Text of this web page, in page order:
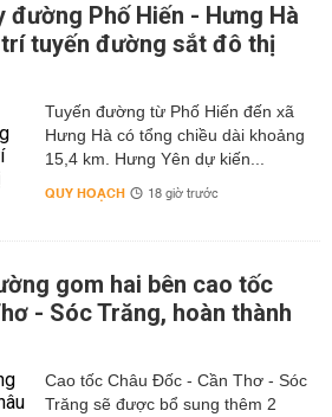
đường Phố Hiến - Hưng Hà
trí tuyến đường sắt đô thị
Tuyến đường từ Phố Hiến đến xã
Hưng Hà có tổng chiều dài khoảng
15,4 km. Hưng Yên dự kiến...
QUY HOẠCH 18 giờ trước
gom hai bên cao tốc
- Sóc Trăng, hoàn thành
Cao tốc Châu Đốc - Cần Thơ - Sóc
Trăng sẽ được bổ sung thêm 2